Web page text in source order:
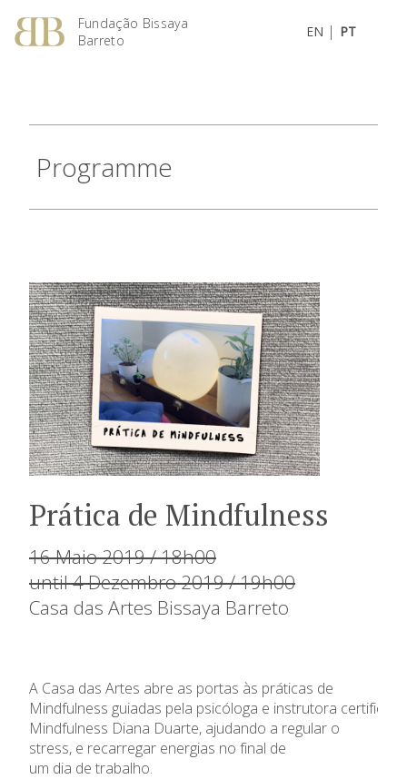
Fundação Bissaya
Barreto
EN | PT
Programme
Prática de Mindfulness
16 Maio 2019 / 18h00
until 4 Dezembro 2019 / 19h00
Casa das Artes Bissaya Barreto
A Casa das Artes abre as portas às práticas de
Mindfulness guiadas pela psicóloga e instrutora
Mindfulness Diana Duarte, ajudando a regular o
stress, e recarregar energias no final de
um dia de trabalho.